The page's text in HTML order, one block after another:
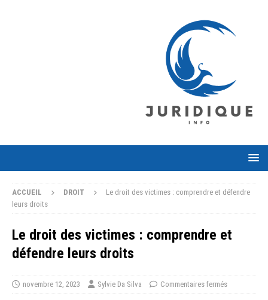
ACCUEIL DROIT
Le droit des victimes : comprendre et défendre
leurs droits
Le droit des victimes : comprendre et
défendre leurs droits
novembre 12, 2023 Sylvie Da Silva Commentaires fermés